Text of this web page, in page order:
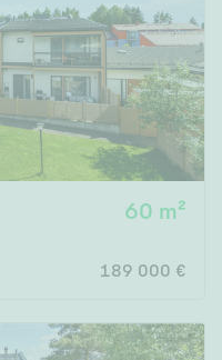
000 €
60 m²
189 000 €